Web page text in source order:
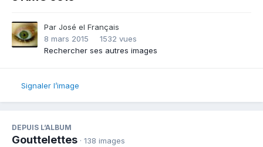
Par José el Français
8 mars 2015
1532 vues
Rechercher ses autres images
Signaler l’image
DEPUIS L’ALBUM
Gouttelettes · 138 images